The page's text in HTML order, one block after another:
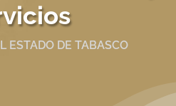
ESTADO DE TABASCO